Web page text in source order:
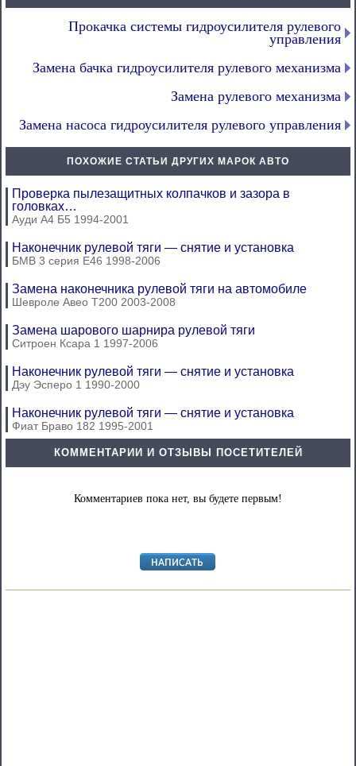
Прокачка системы гидроусилителя рулевого
управления
Замена бачка гидроусилителя рулевого механизма
Замена рулевого механизма
Замена насоса гидроусилителя рулевого управления
ПОХОЖИЕ СТАТЬИ ДРУГИХ МАРОК АВТО
Проверка пылезащитных колпачков и зазора в
головках…
Ауди А4 Б5 1994-2001
Наконечник рулевой тяги — снятие и установка
БМВ 3 серия Е46 1998-2006
Замена наконечника рулевой тяги на автомобиле
Шевроле Авео Т200 2003-2008
Замена шарового шарнира рулевой тяги
Ситроен Ксара 1 1997-2006
Наконечник рулевой тяги — снятие и установка
Дэу Эсперо 1 1990-2000
Наконечник рулевой тяги — снятие и установка
Фиат Браво 182 1995-2001
КОММЕНТАРИИ И ОТЗЫВЫ ПОСЕТИТЕЛЕЙ
Комментариев пока нет, вы будете первым!